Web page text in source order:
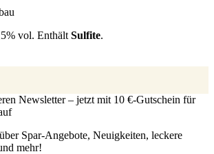
vol. Enthält Sulfite.
Newsletter – jetzt mit 10 €-Gutschein für
Spar-Angebote, Neuigkeiten, leckere
mehr!